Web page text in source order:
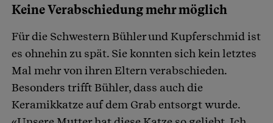
Keine Verabschiedung mehr möglich
Für die Schwestern Bühler und Kupferschmid ist
es ohnehin zu spät. Sie konnten sich kein letztes
Mal mehr von ihren Eltern verabschieden.
Besonders trifft Bühler, dass auch die
Keramikkatze auf dem Grab entsorgt wurde.